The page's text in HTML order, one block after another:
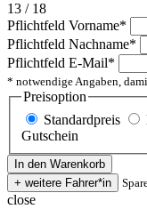
13 / 18
Pflichtfeld Vorname*
Pflichtfeld Nachname*
Pflichtfeld E-Mail*
* notwendige Angaben,
Preisoption
Standardpreis
Gutschein
close